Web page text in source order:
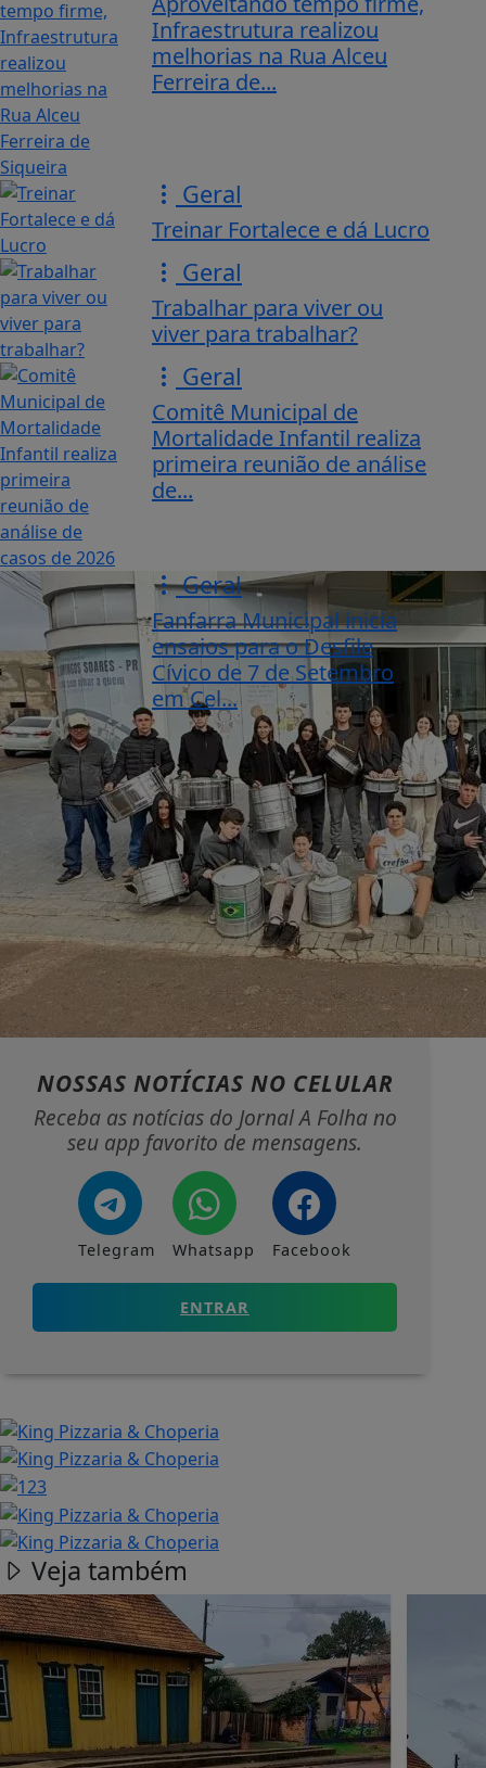
Infraestrutura realizou
melhorias na Rua Alceu
Ferreira de...
Geral
Treinar Fortalece e dá Lucro
Geral
Trabalhar para viver ou
viver para trabalhar?
Geral
Comitê Municipal de
Mortalidade Infantil realiza
primeira reunião de análise
de...
Geral
Fanfarra Municipal inicia
ensaios para o Desfile
Cívico de 7 de Setembro
em Cel...
NOSSAS NOTÍCIAS NO CELULAR
Receba as notícias do Jornal A Folha no
seu app favorito de mensagens.
Telegram Whatsapp Facebook
ENTRAR
Veja também